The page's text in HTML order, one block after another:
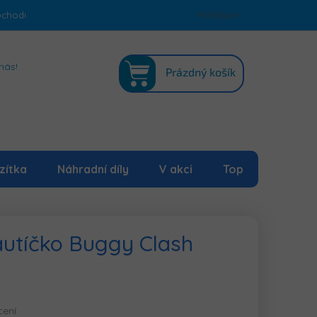
Podmínky ochrany osobních údajů Mapa serveru
Přihlášení
KOŠÍK
Prázdný košík
Náhradní díly V akci Top
Buggy Clash